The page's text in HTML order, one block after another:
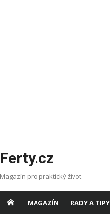
Ferty.cz
Magazín pro praktický život
MAGAZÍN RADY A TIPY